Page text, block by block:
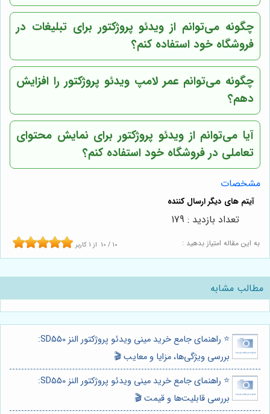
چگونه می‌توانم از ویدئو پروژکتور برای تبلیغات در
فروشگاه خود استفاده کنم؟
چگونه می‌توانم عمر لامپ ویدئو پروژکتور را افزایش
دهم؟
آیا می‌توانم از ویدئو پروژکتور برای نمایش محتوای
تعاملی در فروشگاه خود استفاده کنم؟
مشخصات
به این مقاله امتیاز بدهید : 10 / 10 از 1 کاربر
تعداد بازدید : 179
مطالب مشابه
⭐️ راهنمای جامع خرید مینی ویدئو پروژکتور النز SD550:
بررسی ویژگی‌ها، مزایا و معایب 🎬
⭐️ راهنمای جامع خرید مینی ویدئو پروژکتور النز SD550:
بررسی قابلیت‌ها و قیمت 🎬